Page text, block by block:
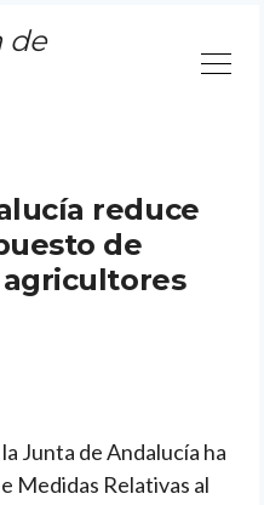
reduce
de
agricultores
Junta de Andalucía ha
Medidas Relativas al